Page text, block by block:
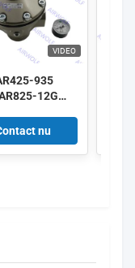
VIDEO
935
12G
14G
1"1/4 1"1/2
nu